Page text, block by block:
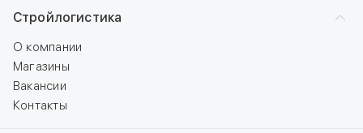
Стройлогистика
О компании
Магазины
Вакансии
Контакты